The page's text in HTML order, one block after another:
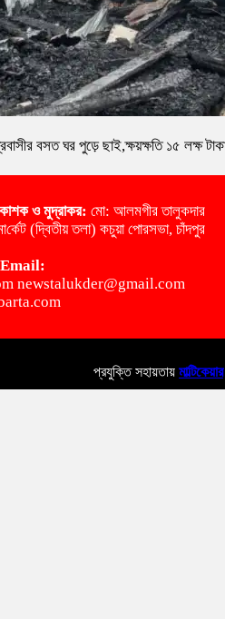
বসত ঘর পুড়ে ছাই,ক্ষয়ক্ষতি ১৫ লক্ষ
ও মুদ্রাকর: মো: আলমগীর তালুকদার
(দ্বিতীয় তলা) কচুয়া পোরসভা, চাঁদপুর
Email:
newstalukder@gmail.com
প্রযুক্তি সহায়তায় মাল্টিকেয়ার